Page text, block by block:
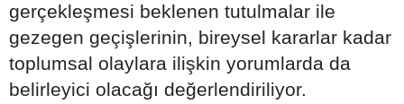
gerçekleşmesi beklenen tutulmalar ile
gezegen geçişlerinin, bireysel kararlar kadar
toplumsal olaylara ilişkin yorumlarda da
belirleyici olacağı değerlendiriliyor.